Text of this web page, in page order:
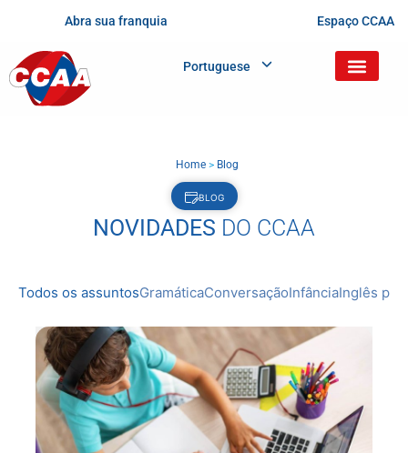
Abra sua franquia Espaço CCAA
Portuguese
Home > Blog
BLOG
NOVIDADES DO CCAA
Todos os assuntosGramáticaConversaçãoInfânciaInglês